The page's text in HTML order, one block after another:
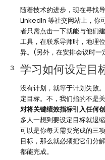
随着技术的进步，现在寻找
LinkedIn 等社交网站上，你
者只需点击一下就能与他们
工具，在联系导师时，地理
异。(另外，在安排会议时一
学习如何设定目
没有计划，就等于计划失败
定目标。不，我们指的不是
对将关键绩效指标引入任何
多人一想到要设定目标就退
可以是你每天需要完成的三
目标，那么就必须把它们分
都能完成。